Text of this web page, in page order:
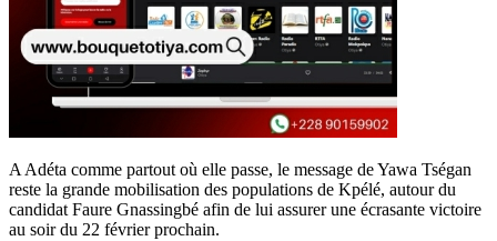
A Adéta comme partout où elle passe, le message de Yawa Tségan
reste la grande mobilisation des populations de Kpélé, autour du
candidat Faure Gnassingbé afin de lui assurer une écrasante victoire
au soir du 22 février prochain.